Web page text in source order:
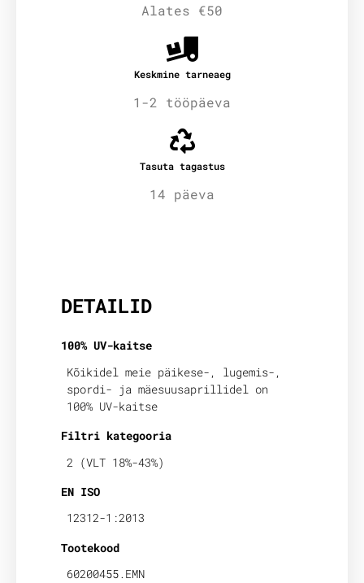
Alates €50
Keskmine tarneaeg
1-2 tööpäeva
Tasuta tagastus
14 päeva
DETAILID
100% UV-kaitse
Kõikidel meie päikese-, lugemis-,
spordi- ja mäesuusaprillidel on
100% UV-kaitse
Filtri kategooria
2 (VLT 18%-43%)
EN ISO
12312-1:2013
Tootekood
60200455.EMN